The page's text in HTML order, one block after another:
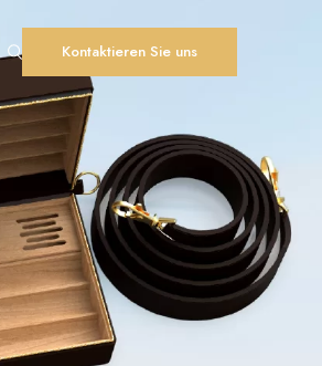
Kontaktieren Sie uns